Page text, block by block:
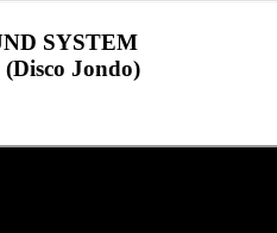
SYSTEM
Jondo)